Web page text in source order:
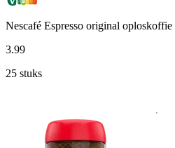
Nescafé Espresso original oploskoffie
3.99
25 stuks